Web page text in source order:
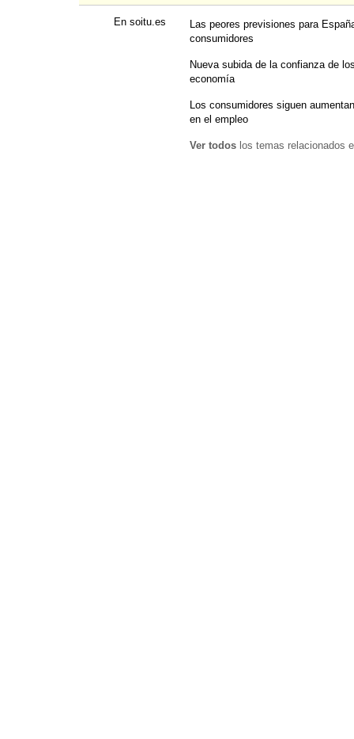
En soitu.es
Las peores previsiones para
consumidores
Nueva subida de la confianza de
economía
Los consumidores siguen
en el empleo
Ver todos los temas relacionados